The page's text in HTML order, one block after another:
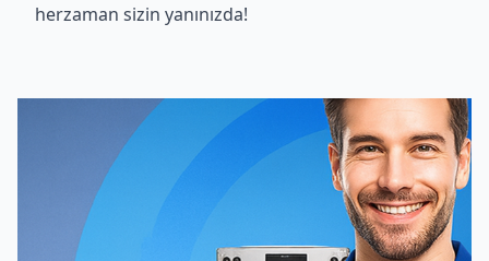
herzaman sizin yanınızda!